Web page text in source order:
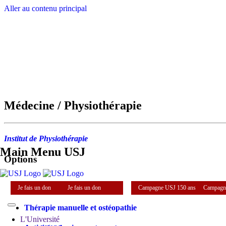
Aller au contenu principal
Main Menu USJ
Je fais un don Je fais un don Campagne USJ 150 ans
L'Université
Médecine / Physiothérapie
Institut de Physiothérapie
Options
Thérapie manuelle et ostéopathie